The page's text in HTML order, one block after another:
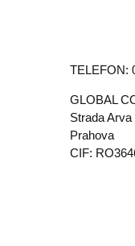
TELEFON:
GLOBAL
Strada
Prahova
CIF: